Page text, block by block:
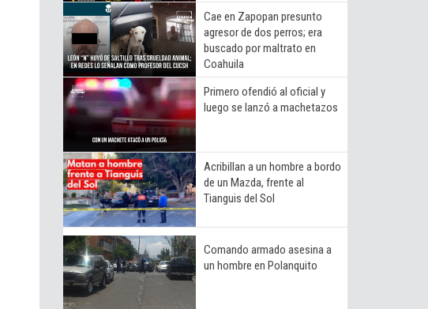
Cae en Zapopan presunto
agresor de dos perros; era
buscado por maltrato en
Coahuila
Primero ofendió al oficial y
luego se lanzó a machetazos
Acribillan a un hombre a bordo
de un Mazda, frente al
Tianguis del Sol
Comando armado asesina a
un hombre en Polanquito